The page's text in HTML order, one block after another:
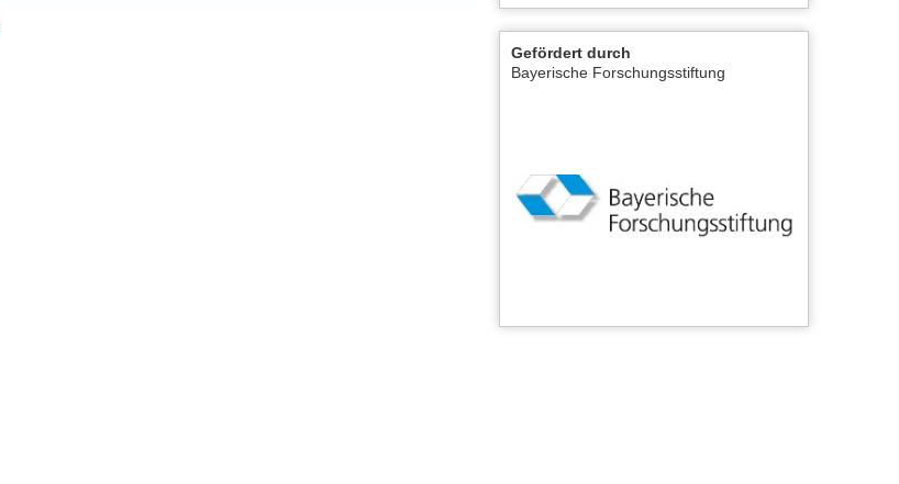
Gefördert durch
Bayerische Forschungsstiftung